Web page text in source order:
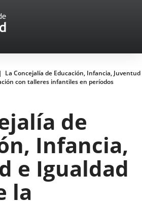
La Concejalía de Educación, Infancia, Juventud
con talleres infantiles en períodos
de
Infancia,
e Igualdad
la